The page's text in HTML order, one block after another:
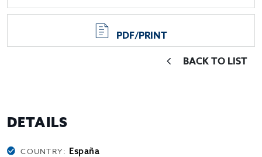
PDF/PRINT
BACK TO LIST
DETAILS
COUNTRY: España